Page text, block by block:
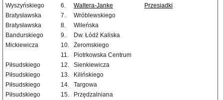
Wyszyńskiego
6. Waltera-Janke
Przesiadki
Bratysławska
7.
Wróblewskiego
Bratysławska
8.
Wileńska
Bandurskiego
9.
Dw. Łódź Kaliska
Mickiewicza
10.
Żeromskiego
11.
Piotrkowska Centrum
Piłsudskiego
12.
Sienkiewicza
Piłsudskiego
13.
Kilińskiego
Piłsudskiego
14.
Targowa
Piłsudskiego
15.
Przędzalniana